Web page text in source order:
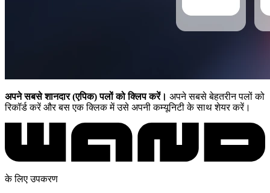
अपने सबसे शानदार (एपिक) पलों को क्लिप करें। अपने सबसे बेहतरीन पलों को
रिकॉर्ड करें और बस एक क्लिक में उसे अपनी कम्यूनिटी के साथ शेयर करें।
के लिए उपकरण